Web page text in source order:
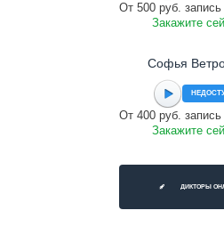
От 500 руб.
Закажите
Софья
От 400 руб.
Закажите
ДИКТОРЫ